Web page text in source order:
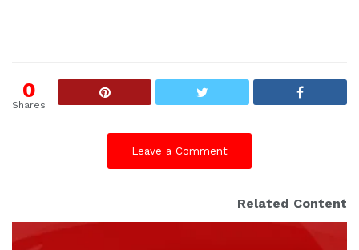
0
Shares
Leave a Comment
Related Content